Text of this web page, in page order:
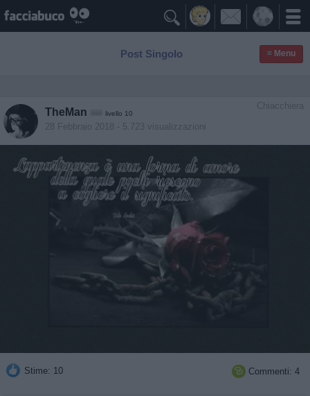

Post Singolo ≡ Menu
Chiacchiera
TheMan livello 10
28 Febbraio 2018 - 5.723 visualizzazioni
Stime: 10  Commenti: 4